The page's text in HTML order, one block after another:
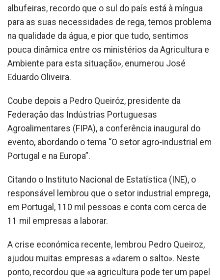
albufeiras, recordo que o sul do país está à míngua
para as suas necessidades de rega, temos problema
na qualidade da água, e pior que tudo, sentimos
pouca dinâmica entre os ministérios da Agricultura e
Ambiente para esta situação», enumerou José
Eduardo Oliveira.
Coube depois a Pedro Queiróz, presidente da
Federaçâo das Indústrias Portuguesas
Agroalimentares (FIPA), a conferência inaugural do
evento, abordando o tema “O setor agro-industrial em
Portugal e na Europa”.
Citando o Instituto Nacional de Estatística (INE), o
responsável lembrou que o setor industrial emprega,
em Portugal, 110 mil pessoas e conta com cerca de
11 mil empresas a laborar.
A crise económica recente, lembrou Pedro Queiroz,
ajudou muitas empresas a «darem o salto». Neste
ponto, recordou que «a agricultura pode ter um papel